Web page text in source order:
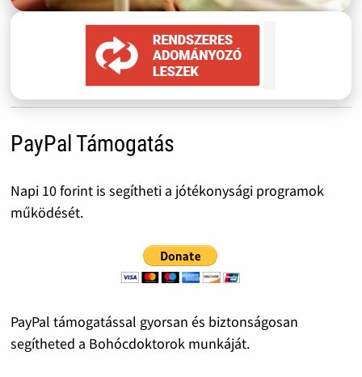
PayPal Támogatás
Napi 10 forint is segítheti a jótékonysági programok
működését.
PayPal támogatással gyorsan és biztonságosan
segítheted a Bohócdoktorok munkáját.